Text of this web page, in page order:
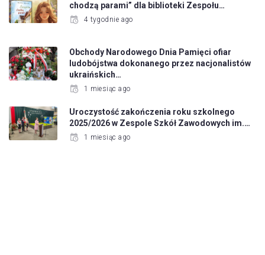
chodzą parami” dla biblioteki Zespołu…
4 tygodnie ago
Obchody Narodowego Dnia Pamięci ofiar
ludobójstwa dokonanego przez nacjonalistów
ukraińskich…
1 miesiąc ago
Uroczystość zakończenia roku szkolnego
2025/2026 w Zespole Szkół Zawodowych im.…
1 miesiąc ago